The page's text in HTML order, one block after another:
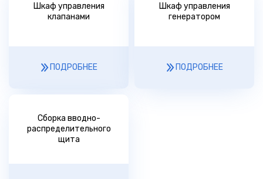
Шкаф управления
клапанами
ПОДРОБНЕЕ
Шкаф управления
генератором
ПОДРОБНЕЕ
Сборка вводно-
распределительного
щита